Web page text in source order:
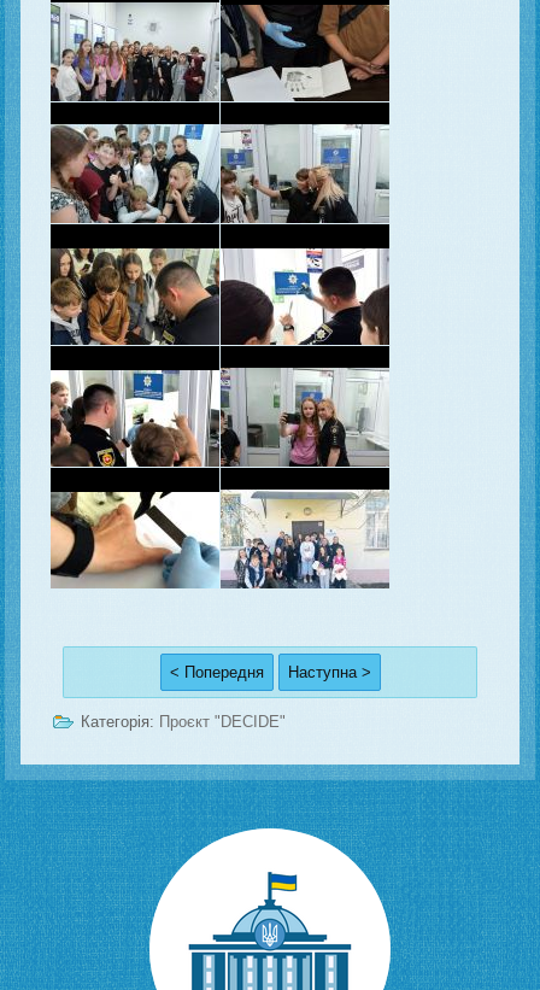
< Попередня Наступна >
Категорія: Проєкт "DECIDE"